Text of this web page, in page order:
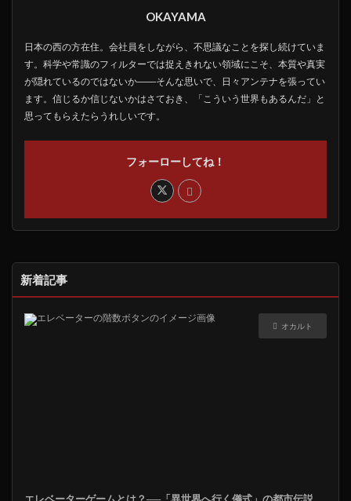
OKAYAMA
日本の西の方在住。会社員をしながら、不思議なことを探し続けていま
す。科学や常識のフィルターでは捉えきれない領域にこそ、本質や真実
が隠れているのではないか――そんな思いで、日々アンテナを張ってい
ます。信じるか信じないかはさておき、「こういう世界もあるんだ」と
思ってもらえたらうれしいです。
フォーローしてね！
新着記事
オカルト